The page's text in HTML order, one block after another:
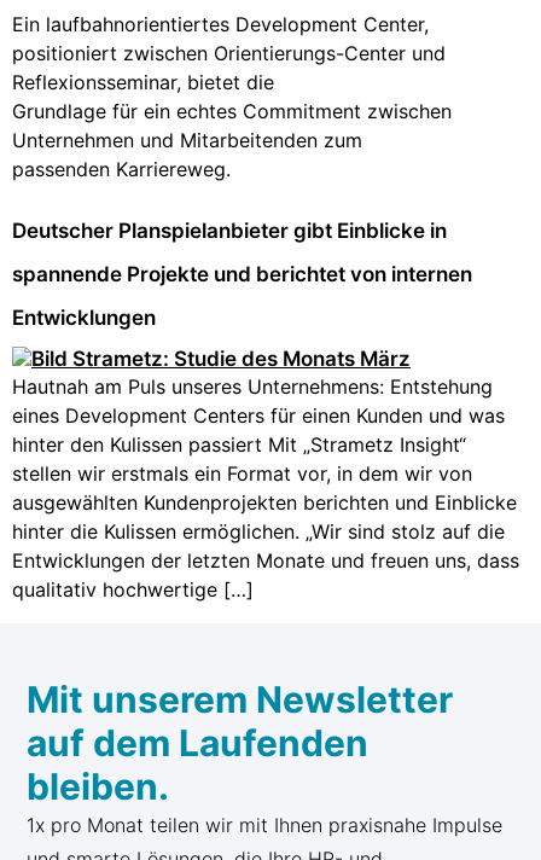
Ein laufbahnorientiertes Development Center,
positioniert zwischen Orientierungs-Center und
Reflexionsseminar, bietet die
Grundlage für ein echtes Commitment zwischen
Unternehmen und Mitarbeitenden zum
passenden Karriereweg.
Deutscher Planspielanbieter gibt Einblicke in
spannende Projekte und berichtet von internen
Entwicklungen
Hautnah am Puls unseres Unternehmens: Entstehung
eines Development Centers für einen Kunden und was
hinter den Kulissen passiert Mit „Strametz Insight“
stellen wir erstmals ein Format vor, in dem wir von
ausgewählten Kundenprojekten berichten und Einblicke
hinter die Kulissen ermöglichen. „Wir sind stolz auf die
Entwicklungen der letzten Monate und freuen uns, dass
qualitativ hochwertige […]
Mit unserem Newsletter
auf dem Laufenden
bleiben.
1x pro Monat teilen wir mit Ihnen praxisnahe Impulse